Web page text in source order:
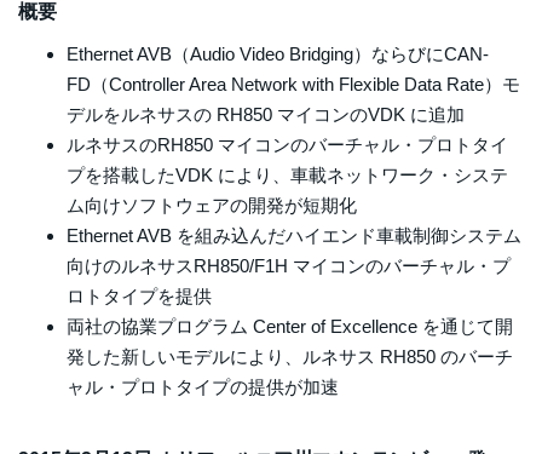
概要
Ethernet AVB（Audio Video Bridging）ならびにCAN-
FD（Controller Area Network with Flexible Data Rate）モ
デルをルネサスの RH850 マイコンのVDK に追加
ルネサスのRH850 マイコンのバーチャル・プロトタイ
プを搭載したVDK により、車載ネットワーク・システ
ム向けソフトウェアの開発が短期化
Ethernet AVB を組み込んだハイエンド車載制御システム
向けのルネサスRH850/F1H マイコンのバーチャル・プ
ロトタイプを提供
両社の協業プログラム Center of Excellence を通じて開
発した新しいモデルにより、ルネサス RH850 のバーチ
ャル・プロトタイプの提供が加速